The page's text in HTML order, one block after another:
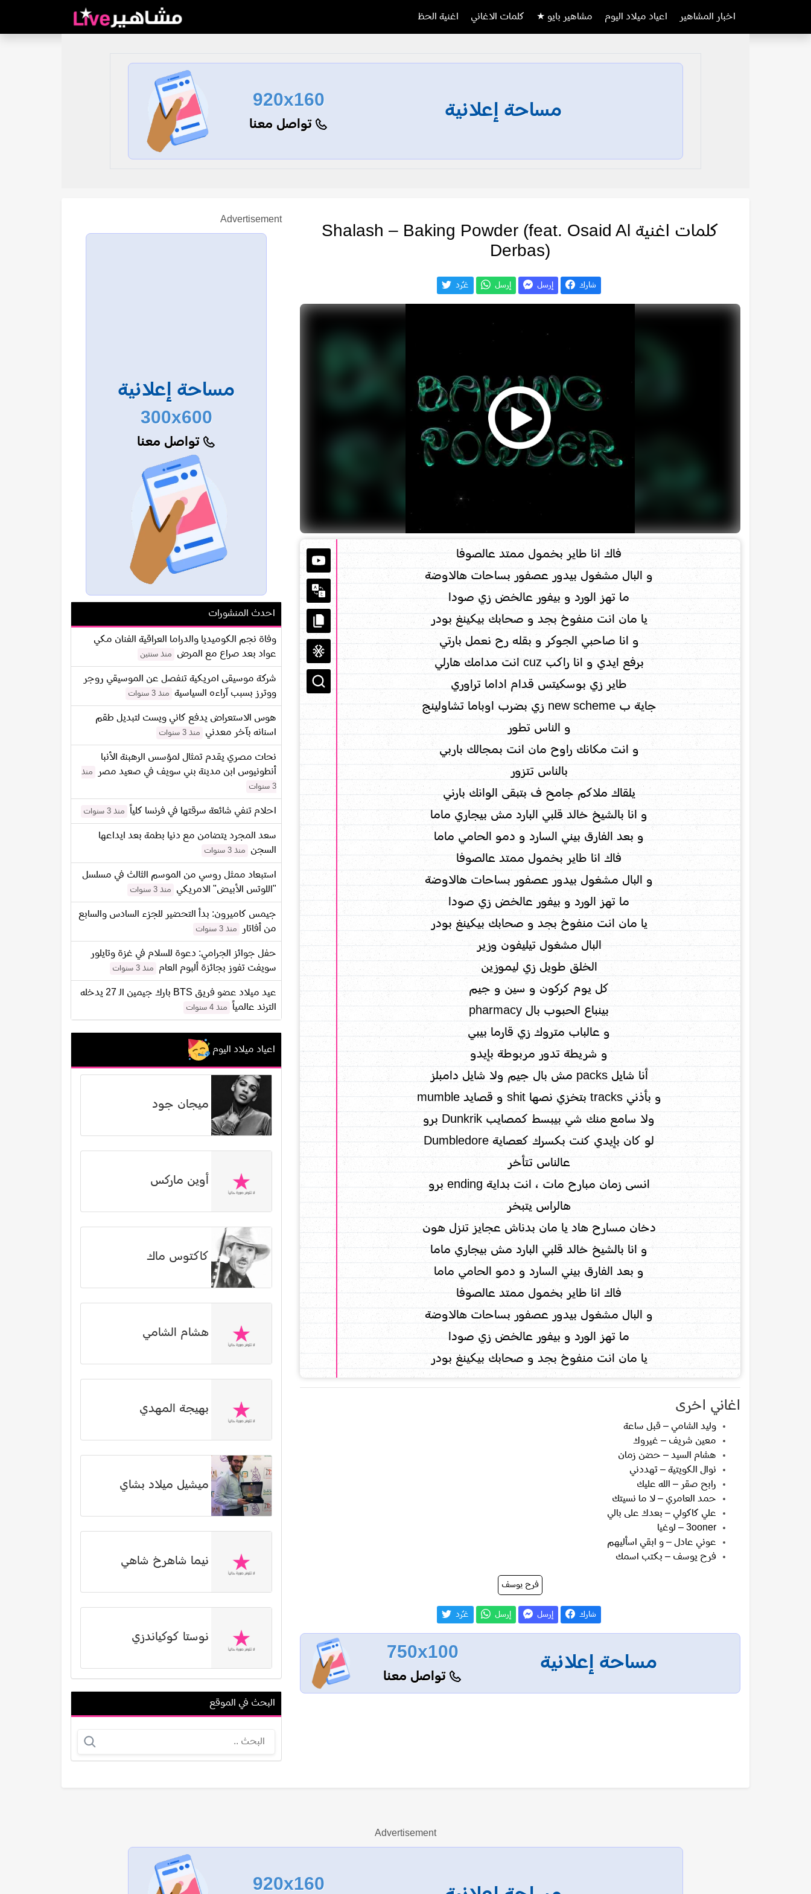
اخبار المشاهير اعياد ميلاد اليوم مشاهير بايو ★ كلمات الاغاني اغنية الحظ
مساحة إعلانية
920x160
تواصل معنا
كلمات اغنية Shalash – Baking Powder (feat. Osaid Al
Derbas)
شارك إرسل إرسل غـّرد
فاك انا طاير بخمول ممتد عالصوفا
و البال مشغول بيدور عصفور بساحات هالاوضة
ما تهز الورد و بيفور عالخض زي صودا
يا مان انت منفوخ بجد و صحابك بيكينغ بودر
و انا صاحبي الجوكر و بقله رح نعمل بارتي
برفع ايدي و انا راكب cuz انت مدامك هارلي
طاير زي بوسكيتس قدام اداما تراوري
جاية ب new scheme زي بضرب اوباما تشاولينج
و الناس تطور
و انت مكانك راوح مان انت بمجالك باربي
بالناس تتزور
يلقاك ملاكم جامح ف بتبقى الوانك بارني
و انا بالشيخ خالد قلبي البارد مش بيجاري ماما
و بعد الفارق بيني السارد و دمو الحامي ماما
فاك انا طاير بخمول ممتد عالصوفا
و البال مشغول بيدور عصفور بساحات هالاوضة
ما تهز الورد و بيفور عالخض زي صودا
يا مان انت منفوخ بجد و صحابك بيكينغ بودر
البال مشغول تيليفون وزير
الخلق طويل زي ليموزين
كل يوم كركون و سين و جيم
بينباع الحبوب بال pharmacy
و عالباب متروك زي قارما بيبي
و شريطة تدور مربوطة بإيدو
أنا شايل packs مش بال جيم ولا شايل دامبلز
و بأذني tracks بتخزي نصها shit و قصايد mumble
ولا سامع منك شي بيبسط كمصايب Dunkrik برو
لو كان بإيدي كنت بكسرك كعصاية Dumbledore
عالناس تتأخر
انسى زمان مبارح مات ، انت بداية ending برو
هالراس يتبخر
دخان مسارح هاد يا مان بدناش عجايز تنزل هون
و انا بالشيخ خالد قلبي البارد مش بيجاري ماما
و بعد الفارق بيني السارد و دمو الحامي ماما
فاك انا طاير بخمول ممتد عالصوفا
و البال مشغول بيدور عصفور بساحات هالاوضة
ما تهز الورد و بيفور عالخض زي صودا
يا مان انت منفوخ بجد و صحابك بيكينغ بودر
اغاني اخرى
وليد الشامي – قبل ساعة
معين شريف – غيروك
هشام السيد – حضن زمان
نوال الكويتية – تهددني
رابح صقر – الله عليك
حمد العامري – لا ما نسيتك
علي كاكولي – بعدك على بالي
3ooner – لوغيا
عوني عادل – و ابقي اسأليهم
فرح يوسف – بكتب اسمك
فرح يوسف
شارك إرسل إرسل غـّرد
مساحة إعلانية
750x100
تواصل معنا
Advertisement
مساحة إعلانية
300x600
تواصل معنا
احدث المنشورات
وفاة نجم الكوميديا والدراما العراقية الفنان مكي
عواد بعد صراع مع المرض
منذ سنتين
شركة موسيقى امريكية تنفصل عن الموسيقي روجر
ووترز بسبب آراءه السياسية
منذ 3 سنوات
هوس الاستعراض يدفع كاني ويست لتبديل طقم
اسنانه بآخر معدني
منذ 3 سنوات
نحات مصري يقدم تمثال لمؤسس الرهبنة الأنبا
أنطونيوس ابن مدينة بني سويف في صعيد مصر
منذ
3 سنوات
احلام تنفي شائعة سرقتها في فرنسا كلياً منذ 3 سنوات
سعد المجرد يتضامن مع دنيا بطمة بعد ايداعها
السجن
منذ 3 سنوات
استبعاد ممثل روسي من الموسم الثالث في مسلسل
"اللوتس الأبيض" الامريكي
منذ 3 سنوات
جيمس كاميرون: بدأ التحضير للجزء السادس والسابع
من أفاتار
منذ 3 سنوات
حفل جوائز الجرامي: دعوة للسلام في غزة وتايلور
سويفت تفوز بجائزة ألبوم العام
منذ 3 سنوات
عيد ميلاد عضو فريق BTS بارك جيمين الـ 27 يدخله
الترند عالمياً
منذ 4 سنوات
اعياد ميلاد اليوم
ميجان جود
أوين ماركس
كاكتوس ماك
هشام الشامي
بهيجة المهدي
ميشيل ميلاد بشاي
نیما شاهرخ شاهي
نوستا كوكياندزي
محمد عادل سلامة
عرض الكل
البحث في الموقع
Advertisement
920x160